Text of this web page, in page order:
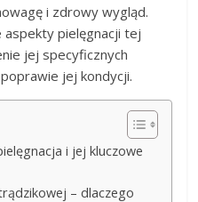
i zdrowy wygląd.
aspekty pielęgnacji tej
jej specyficznych
jej kondycji.
i jej kluczowe
– dlaczego